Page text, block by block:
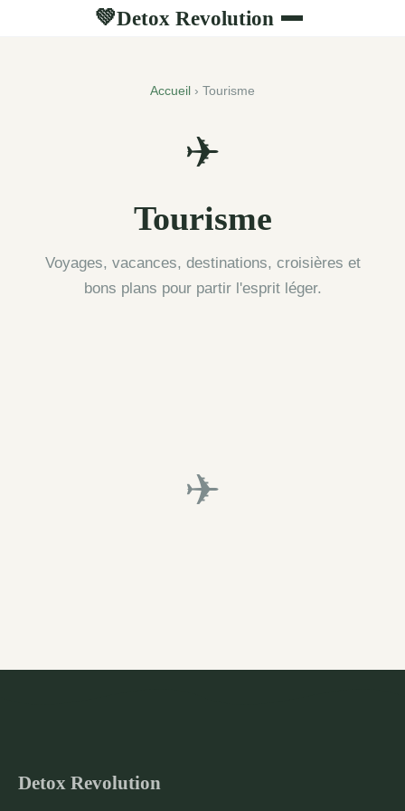
💚Detox Revolution
Accueil › Tourisme
✈
Tourisme
Voyages, vacances, destinations, croisières et
bons plans pour partir l'esprit léger.
✈
Detox Revolution